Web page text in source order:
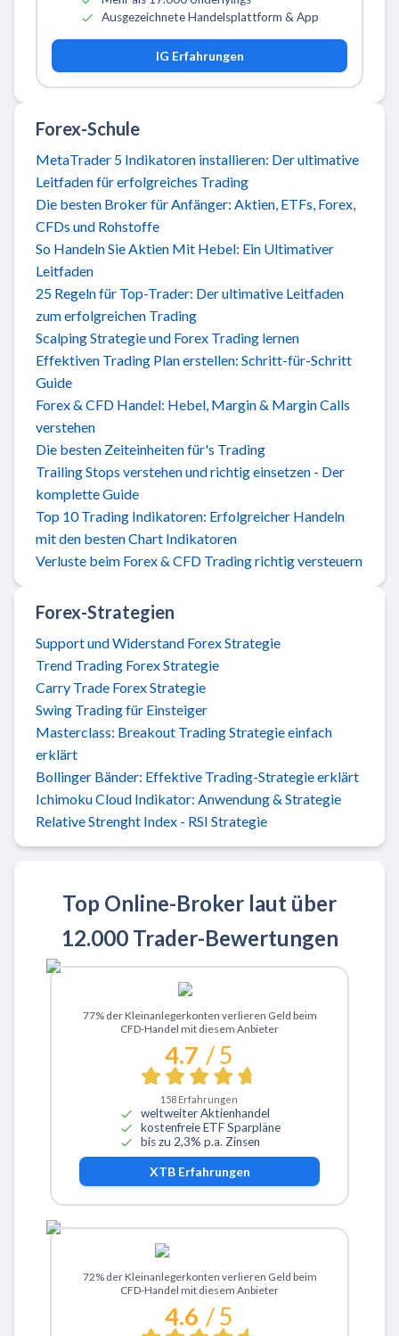
Ausgezeichnete Handelsplattform & App
IG Erfahrungen
Forex-Schule
MetaTrader 5 Indikatoren installieren: Der ultimative
Leitfaden für erfolgreiches Trading
Die besten Broker für Anfänger: Aktien, ETFs, Forex,
CFDs und Rohstoffe
So Handeln Sie Aktien Mit Hebel: Ein Ultimativer
Leitfaden
25 Regeln für Top-Trader: Der ultimative Leitfaden
zum erfolgreichen Trading
Scalping Strategie und Forex Trading lernen
Effektiven Trading Plan erstellen: Schritt-für-Schritt
Guide
Forex & CFD Handel: Hebel, Margin & Margin Calls
verstehen
Die besten Zeiteinheiten für's Trading
Trailing Stops verstehen und richtig einsetzen - Der
komplette Guide
Top 10 Trading Indikatoren: Erfolgreicher Handeln
mit den besten Chart Indikatoren
Verluste beim Forex & CFD Trading richtig versteuern
Forex-Strategien
Support und Widerstand Forex Strategie
Trend Trading Forex Strategie
Carry Trade Forex Strategie
Swing Trading für Einsteiger
Masterclass: Breakout Trading Strategie einfach
erklärt
Bollinger Bänder: Effektive Trading-Strategie erklärt
Ichimoku Cloud Indikator: Anwendung & Strategie
Relative Strenght Index - RSI Strategie
Top Online-Broker laut über
12.000 Trader-Bewertungen
Zu XTB
77% der Kleinanlegerkonten verlieren Geld beim
CFD-Handel mit diesem Anbieter
4.7 / 5
158 Erfahrungen
weltweiter Aktienhandel
kostenfreie ETF Sparpläne
bis zu 2,3% p.a. Zinsen
XTBErfahrungen
Zu ActivTrades
72% der Kleinanlegerkonten verlieren Geld beim
CFD-Handel mit diesem Anbieter
4.6 / 5